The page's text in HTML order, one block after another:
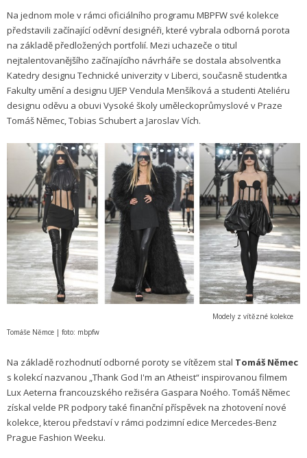
Na jednom mole v rámci oficiálního programu MBPFW své kolekce
představili začínající oděvní designéři, které vybrala odborná porota
na základě předložených portfolií. Mezi uchazeče o titul
nejtalentovanějšího začínajícího návrháře se dostala absolventka
Katedry designu Technické univerzity v Liberci, současně studentka
Fakulty umění a designu UJEP Vendula Menšíková a studenti Ateliéru
designu oděvu a obuvi Vysoké školy uměleckoprůmyslové v Praze
Tomáš Němec, Tobias Schubert a Jaroslav Vích.
Modely z vítězné kolekce
Tomáše Němce | foto: mbpfw
Na základě rozhodnutí odborné poroty se vítězem stal Tomáš Němec
s kolekcí nazvanou „Thank God I'm an Atheist“ inspirovanou filmem
Lux Aeterna francouzského režiséra Gaspara Noého. Tomáš Němec
získal velde PR podpory také finanční příspěvek na zhotovení nové
kolekce, kterou představí v rámci podzimní edice Mercedes-Benz
Prague Fashion Weeku.